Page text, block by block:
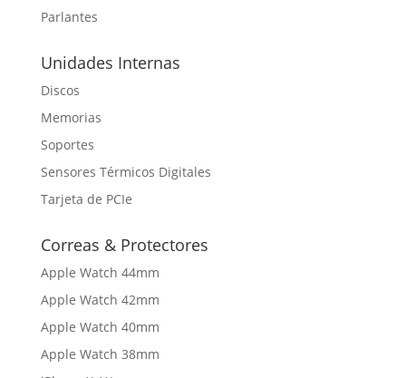
Parlantes
Unidades Internas
Discos
Memorias
Soportes
Sensores Térmicos Digitales
Tarjeta de PCIe
Correas & Protectores
Apple Watch 44mm
Apple Watch 42mm
Apple Watch 40mm
Apple Watch 38mm